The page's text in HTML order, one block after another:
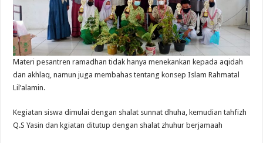
Materi pesantren ramadhan tidak hanya menekankan kepada aqidah
dan akhlaq, namun juga membahas tentang konsep Islam Rahmatal
Lil’alamin.
Kegiatan siswa dimulai dengan shalat sunnat dhuha, kemudian tahfizh
Q.S Yasin dan kgiatan ditutup dengan shalat zhuhur berjamaah